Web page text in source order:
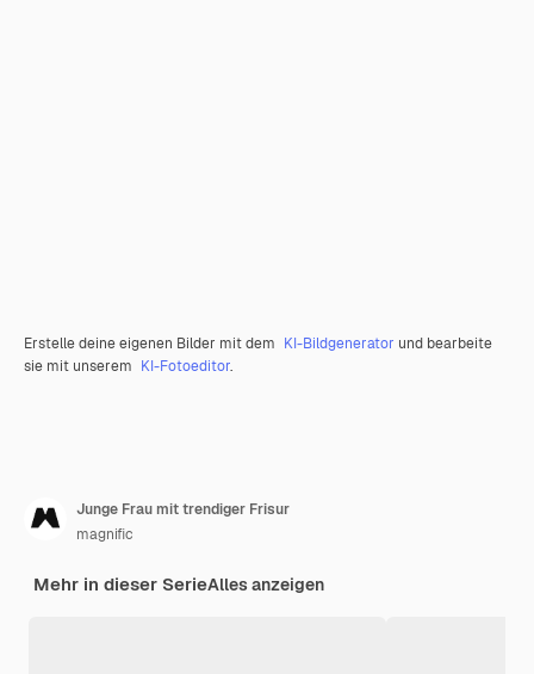
Erstelle deine eigenen Bilder mit dem KI-Bildgenerator und bearbeite
sie mit unserem KI-Fotoeditor.
Junge Frau mit trendiger Frisur
magnific
Mehr in dieser SerieAlles anzeigen